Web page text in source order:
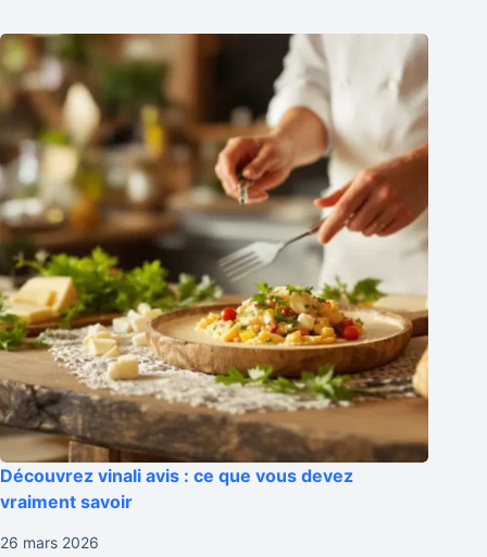
Découvrez vinali avis : ce que vous devez
vraiment savoir
26 mars 2026